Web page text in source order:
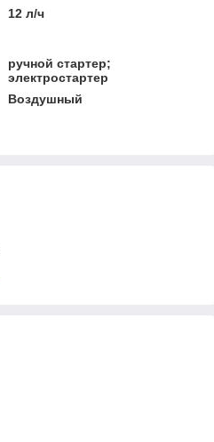
12 л/ч
ручной стартер;
электростартер
Воздушный